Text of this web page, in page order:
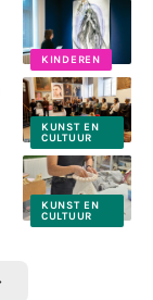
KINDEREN
KUNST EN
CULTUUR
KUNST EN
CULTUUR